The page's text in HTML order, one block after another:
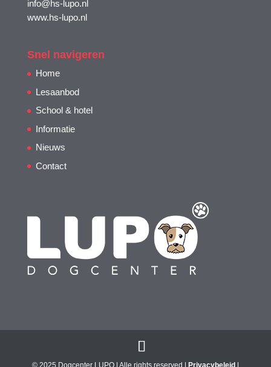
info@hs-lupo.nl
www.hs-lupo.nl
Snel navigeren
Home
Lesaanbod
School & hotel
Informatie
Nieuws
Contact
© 2025 Dogcenter LUPO | Alle rights reserved | Privacybeleid|